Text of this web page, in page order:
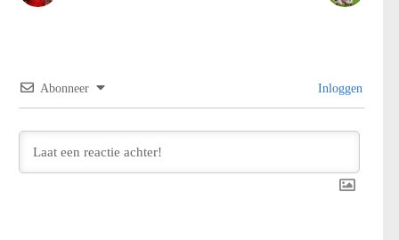
Abonneer Inloggen